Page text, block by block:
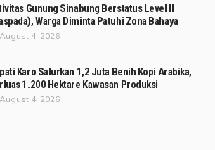
Gunung Sinabung Berstatus Level II
Warga Diminta Patuhi Zona Bahaya
August 4, 2026
Karo Salurkan 1,2 Juta Benih Kopi Arabika,
1.200 Hektare Kawasan Produksi
August 4, 2026